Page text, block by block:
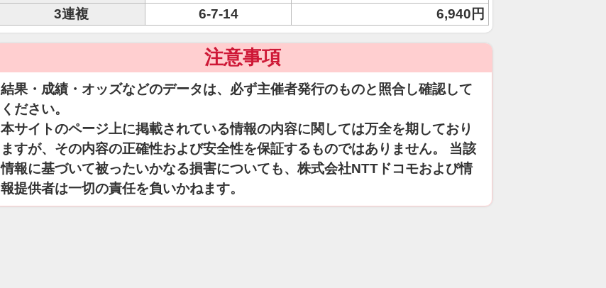
3連複
6-7-14 6,940円
注意事項
結果・成績・オッズなどのデータは、必ず主催者発行のものと照合し確認して
ください。
本サイトのページ上に掲載されている情報の内容に関しては万全を期しており
ますが、その内容の正確性および安全性を保証するものではありません。 当該
情報に基づいて被ったいかなる損害についても、株式会社NTTドコモおよび情
報提供者は一切の責任を負いかねます。